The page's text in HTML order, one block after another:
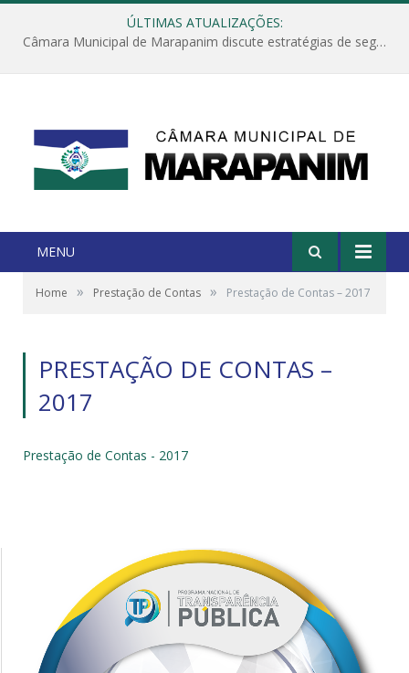
ÚLTIMAS ATUALIZAÇÕES:
Câmara Municipal de Marapanim discute estratégias de segurança com autoridades e poder executivo
MENU
Home » Prestação de Contas » Prestação de Contas – 2017
PRESTAÇÃO DE CONTAS –
2017
Prestação de Contas - 2017